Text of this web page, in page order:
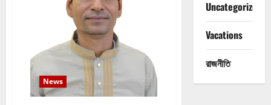
কৃতজ্ঞতা
প্রকাশ
News
Uncategorized
Vacations
রাজনীতি